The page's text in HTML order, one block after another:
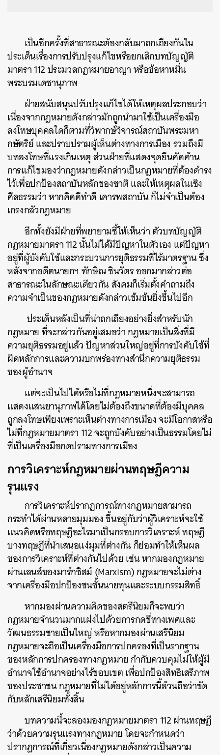
เป็นอีกครั้งที่สาธารณะต้องกลับมาถกเถียงกันใน
ประเด็นเรื่องการปรับปรุงแก้ไขหรือยกเลิกบทบัญญัติ
มาตรา 112 ประมวลกฎหมายอาญา หรือข้อหาหมิ่น
พระบรมเดชานุภาพ
ฝ่ายสนับสนุนปรับปรุงแก้ไขได้ให้เหตุผลประกอบว่า
เนื่องจากกฎหมายดังกล่าวมักถูกนำมาใช้เป็นเครื่องมือ
ลงโทษบุคคลใดก็ตามที่วิพากษ์วิจารณ์สถาบันพระมหา
กษัตริย์ และปราบปรามผู้เห็นต่างทางการเมือง รวมถึงมี
บทลงโทษที่แรงเกินเหตุ ส่วนฝ่ายที่แสดงจุดยืนคัดค้าน
การแก้ไขมองว่ากฎหมายดังกล่าวเป็นกฎหมายที่ต้องดำรง
ไว้เพื่อปกป้องสถาบันหลักของชาติ และให้เหตุผลในเชิง
ศีลธรรมว่า หากคิดดีทำดี เคารพสถาบัน ก็ไม่จำเป็นต้อง
เกรงกลัวกฎหมาย
อีกทั้งยังมีฝ่ายที่พยายามชี้ให้เห็นว่า ตัวบทบัญญัติ
กฎหมายมาตรา 112 นั้นไม่ได้มีปัญหาในตัวเอง แต่ปัญหา
อยู่ที่ผู้บังคับใช้และกระบวนการยุติธรรมที่ไร้มาตรฐาน ซึ่ง
หลังจากอดีตนายกฯ ทักษิณชินวัตร ออกมากล่าวต่อ
สาธารณะในลักษณะเดียวกัน สังคมก็เริ่มตั้งคำถามถึง
ความจำเป็นของกฎหมายดังกล่าวเข้มข้นยิ่งขึ้นไปอีก
ประเด็นหลังเป็นที่น่าถกเถียงอย่างยิ่งสำหรับนัก
กฎหมาย ที่จะกล่าวกันอยู่เสมอว่า กฎหมายเป็นสิ่งที่มี
ความยุติธรรมอยู่แล้ว ปัญหาส่วนใหญ่อยู่ที่การบังคับใช้ที่
ผิดหลักการและความบกพร่องทางสำนึกความยุติธรรม
ของผู้อำนาจ
แต่จะเป็นไปได้หรือไม่ที่กฎหมายหนึ่งจะสามารถ
แสดงแสนยานุภาพได้โดยไม่ต้องถึงขนาดที่ต้องมีบุคคล
ถูกลงโทษเพียงเพราะเห็นต่างทางการเมือง จะมีโอกาสหรือ
ไม่ที่กฎหมายมาตรา 112 จะถูกบังคับอย่างเป็นธรรมโดยไม่
ที่เป็นเครื่องมือกดปรามทางการเมือง
การวิเคราะห์กฎหมายผ่านทฤษฎีความ
รุนแรง
การวิเคราะห์ปรากฏการณ์ทางกฎหมายสามารถ
กระทำได้ผ่านหลายมุมมอง ขึ้นอยู่กับว่าผู้วิเคราะห์จะใช้
แนวคิดหรือทฤษฎีอะไรมาเป็นกรอบการวิเคราะห์ ทฤษฎี
บางทฤษฎีที่นำเสนอแง่มุมที่ต่างกัน ก็ย่อมทำให้เห็นผล
ของการวิเคราะห์ที่ต่างกันไปด้วย เช่น หากมองกฎหมาย
ผ่านเลนส์ของมาร์กซิสม์ (Marxism) กฎหมายจะไม่ต่าง
จากเครื่องมือปกป้องชนชั้นนายทุนและระบบกรรมสิทธิ์
หากมองผ่านความคิดของสตรีนิยมก็จะพบว่า
กฎหมายจำนวนมากแฝงไปด้วยการกดขี่ทางเพศและ
วัฒนธรรมชายเป็นใหญ่ หรือหากมองผ่านเสรีนิยม
กฎหมายจะถือเป็นเครื่องมือการปกครองที่เป็นรากฐาน
ของหลักการปกครองทางกฎหมาย กำกับควบคุมไม่ให้ผู้มี
อำนาจใช้อำนาจอย่างไร้ขอบเขต เพื่อปกป้องสิทธิเสรีภาพ
ของประชาชน กฎหมายที่ไม่ได้อยู่หลักการนี้ล้วนถือว่าขัด
กับหลักเสรีนิยมทั้งสิ้น
บทความนี้จะลองมองกฎหมายมาตรา 112 ผ่านทฤษฎี
ว่าด้วยความรุนแรงทางกฎหมาย โดยจะกำหนดว่า
ปรากฏการณ์ที่เกี่ยวเนื่องกฎหมายดังกล่าวเป็นความ